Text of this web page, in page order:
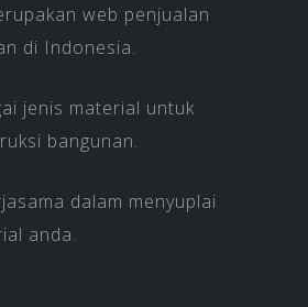
web penjualan
di Indonesia.
jenis material untuk
bangunan.
dalam menyuplai
anda.